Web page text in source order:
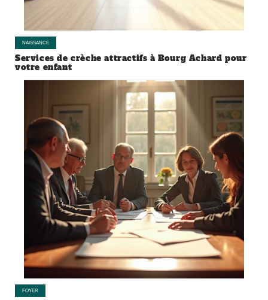
NAISSANCE
Services de crèche attractifs à Bourg Achard pour
votre enfant
FOYER